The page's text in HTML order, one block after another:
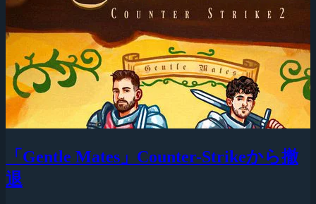
「Gentle Mates」Counter-Strikeから撤
退